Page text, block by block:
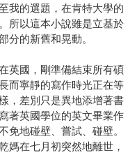
我的選題，在肯特大學的
所以這本小說雖是立基於
分的新舊和晃動。
英國，剛準備結束所有碩
而寧靜的寫作時光正在等
，差別只是異地添增著書
著英國學位的英文畢業作
免地碰壁、嘗試、碰壁。
媽在七月初突然地離世，